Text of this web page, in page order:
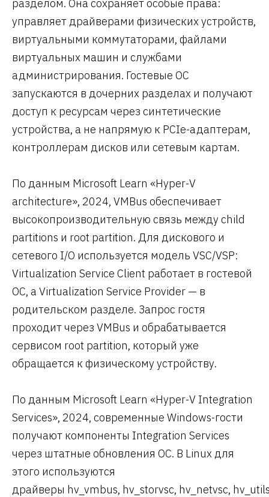
разделом. Она сохраняет особые права:
управляет драйверами физических устройств,
виртуальными коммутаторами, файлами
виртуальных машин и службами
администрирования. Гостевые ОС
запускаются в дочерних разделах и получают
доступ к ресурсам через синтетические
устройства, а не напрямую к PCIe-адаптерам,
контроллерам дисков или сетевым картам.
По данным Microsoft Learn «Hyper-V
architecture», 2024, VMBus обеспечивает
высокопроизводительную связь между child
partitions и root partition. Для дискового и
сетевого I/O используется модель VSC/VSP:
Virtualization Service Client работает в гостевой
ОС, а Virtualization Service Provider — в
родительском разделе. Запрос гостя
проходит через VMBus и обрабатывается
сервисом root partition, который уже
обращается к физическому устройству.
По данным Microsoft Learn «Hyper-V Integration
Services», 2024, современные Windows-гости
получают компоненты Integration Services
через штатные обновления ОС. В Linux для
этого используются
драйверы hv_vmbus, hv_storvsc, hv_netvsc,